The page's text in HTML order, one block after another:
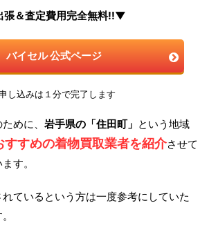
＆査定費用完全無料!!▼
バイセル 公式ページ
し込みは１分で完了します
めに、 岩手県の「住田町」 という地域
すすめの着物買取業者を紹介させて
す。
ているという方は一度参考にしていた